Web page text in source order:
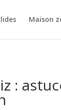
Maison
: